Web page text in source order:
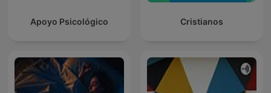
Apoyo Psicológico Cristianos